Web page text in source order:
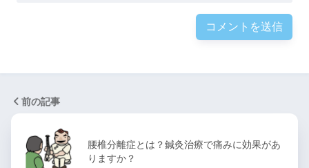
前の記事
腰椎分離症とは？鍼灸治療で痛みに効果があ
りますか？